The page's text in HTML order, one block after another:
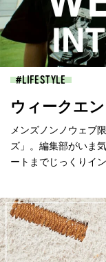
LIFESTYLE
ウィークエ
メンズノンノウェブ
ズ」。編集部がいま
ートまでじっくりイ